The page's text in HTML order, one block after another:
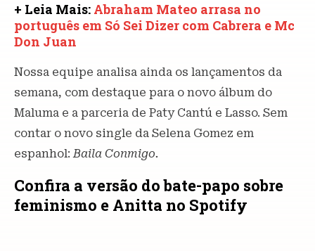
+ Leia Mais: Abraham Mateo arrasa no
português em Só Sei Dizer com Cabrera e Mc
Don Juan
Nossa equipe analisa ainda os lançamentos da
semana, com destaque para o novo álbum do
Maluma e a parceria de Paty Cantú e Lasso. Sem
contar o novo single da Selena Gomez em
espanhol:Baila Conmigo.
Confira a versão do bate-papo sobre
feminismo e Anitta no Spotify